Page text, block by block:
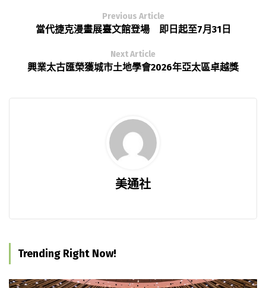
Previous Article
當代捷克漫畫展臺文館登場 即日起至7月31日
Next Article
興業太古匯榮獲城市土地學會2026年亞太區卓越獎
美通社
Trending Right Now!